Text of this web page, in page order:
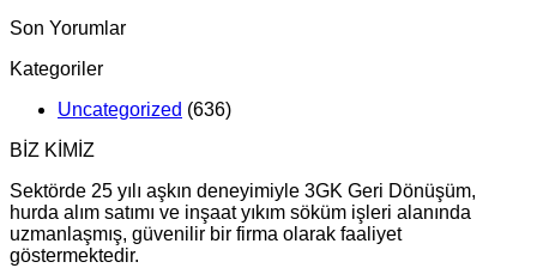
Son Yorumlar
Kategoriler
Uncategorized (636)
BİZ KİMİZ
Sektörde 25 yılı aşkın deneyimiyle 3GK Geri Dönüşüm,
hurda alım satımı ve inşaat yıkım söküm işleri alanında
uzmanlaşmış, güvenilir bir firma olarak faaliyet
göstermektedir.